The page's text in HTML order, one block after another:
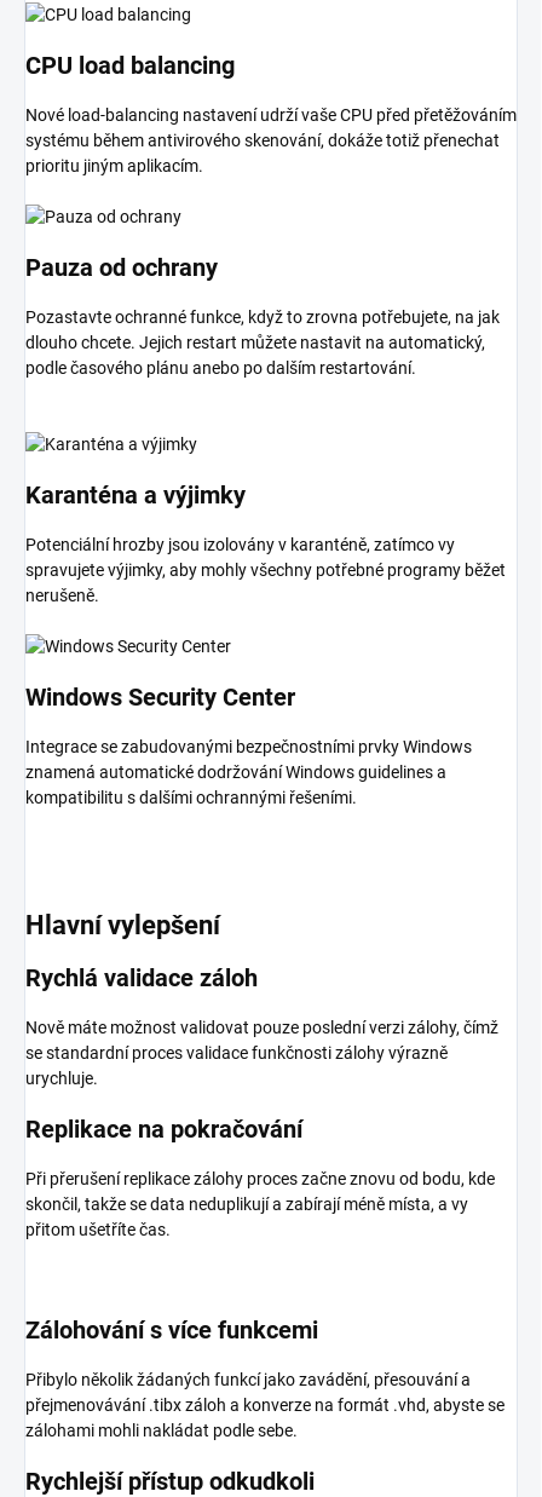
CPU load balancing
Nové load-balancing nastavení udrží vaše CPU před přetěžováním
systému během antivirového skenování, dokáže totiž přenechat
prioritu jiným aplikacím.
Pauza od ochrany
Pozastavte ochranné funkce, když to zrovna potřebujete, na jak
dlouho chcete. Jejich restart můžete nastavit na automatický,
podle časového plánu anebo po dalším restartování.
Karanténa a výjimky
Potenciální hrozby jsou izolovány v karanténě, zatímco vy
spravujete výjimky, aby mohly všechny potřebné programy běžet
nerušeně.
Windows Security Center
Integrace se zabudovanými bezpečnostními prvky Windows
znamená automatické dodržování Windows guidelines a
kompatibilitu s dalšími ochrannými řešeními.
Hlavní vylepšení
Rychlá validace záloh
Nově máte možnost validovat pouze poslední verzi zálohy, čímž
se standardní proces validace funkčnosti zálohy výrazně
urychluje.
Replikace na pokračování
Při přerušení replikace zálohy proces začne znovu od bodu, kde
skončil, takže se data neduplikují a zabírají méně místa, a vy
přitom ušetříte čas.
Zálohování s více funkcemi
Přibylo několik žádaných funkcí jako zavádění, přesouvání a
přejmenovávání .tibx záloh a konverze na formát .vhd, abyste se
zálohami mohli nakládat podle sebe.
Rychlejší přístup odkudkoli